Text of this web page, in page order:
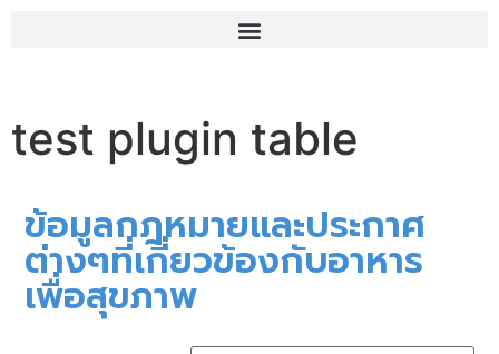
test plugin table
ข้อมูลกฎหมายและประกาศ
ต่างๆที่เกี่ยวข้องกับอาหาร
เพื่อสุขภาพ